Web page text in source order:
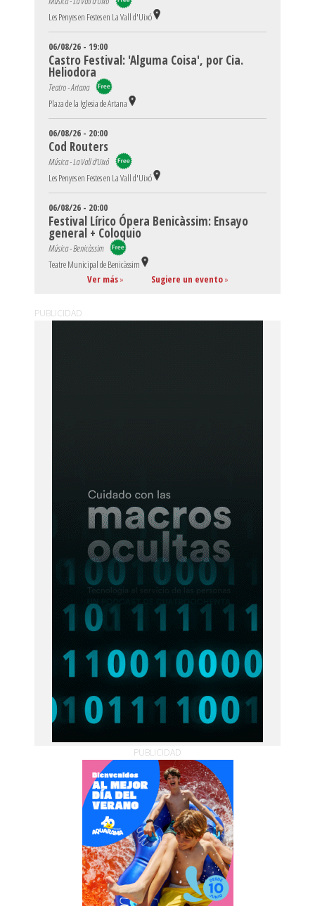
Les Penyes en Festes en La Vall d'Uixó
06/08/26 - 19:00
Castro Festival: 'Alguma Coisa', por Cia.
Heliodora
Teatro - Artana
Plaza de la Iglesia de Artana
06/08/26 - 20:00
Cod Routers
Música - La Vall d'Uixó
Les Penyes en Festes en La Vall d'Uixó
06/08/26 - 20:00
Festival Lírico Ópera Benicàssim: Ensayo
general + Coloquio
Música - Benicàssim
Teatre Municipal de Benicàssim
Ver más» Sugiere un evento»
PUBLICIDAD
PUBLICIDAD